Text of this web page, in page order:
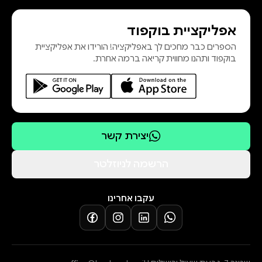
אפליקציית בוקפוד
הספרים כבר מחכים לך באפליקציה! הורידו את אפליקציית
בוקפוד ותהנו מחווית קריאה ברמה אחרת.
יצירת קשר
עקבו אחרינו